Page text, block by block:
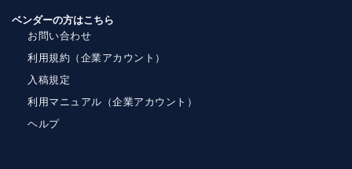
ベンダーの方はこちら
お問い合わせ
利用規約（企業アカウント）
入稿規定
利用マニュアル（企業アカウント）
ヘルプ